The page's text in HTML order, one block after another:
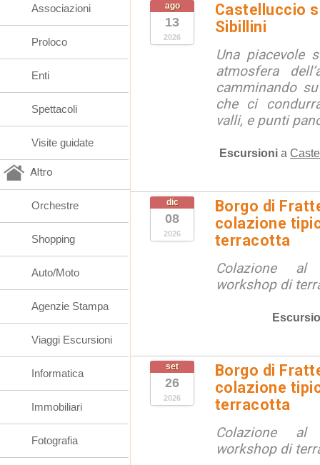
ago
13
2026
Castelluccio
Sibillini
Una piacevole
atmosfera
camminando
che ci
valli, e punti
Escursioni a
dic
08
2026
Borgo di
colazione
terracotta
Colazione al
workshop di
set
26
2026
Borgo di
colazione
terracotta
Colazione al
workshop di
Associazioni
Proloco
Enti
Spettacoli
Visite guidate
Altro
Orchestre
Shopping
Auto/Moto
Agenzie Stampa
Viaggi Escursioni
Informatica
Immobiliari
Fotografia